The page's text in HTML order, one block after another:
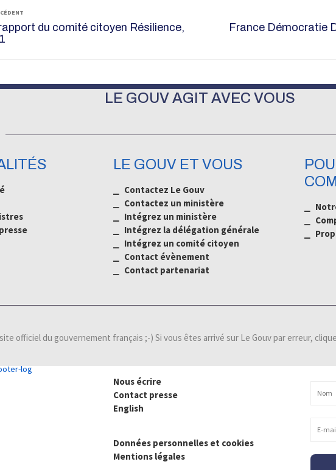
du comité citoyen Résilience,
France Démocratie
LE GOUV AGIT AVEC VOUS
LE GOUV ET VOUS
⎯ Contactez Le Gouv
⎯ Contactez un ministère
⎯ Intégrez un ministère
⎯ Intégrez la délégation générale
⎯ Intégrez un comité citoyen
⎯ Contact évènement
⎯ Contact partenariat
⎯
⎯
⎯
officiel du gouvernement français ;-) Si vous êtes arrivé sur Le Gouv par erreur,
Nous écrire
Contact presse
English
Données personnelles et cookies
Mentions légales